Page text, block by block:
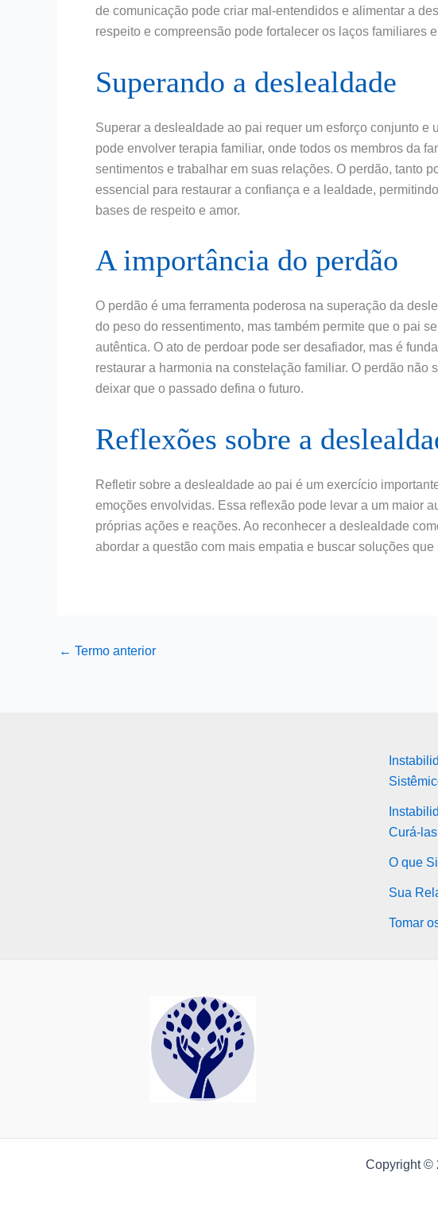
de comunicação pode criar mal-entendidos e alimentar a
respeito e compreensão pode fortalecer os laços familiares
Superando a deslealdade
Superar a deslealdade ao pai requer um esforço conjunto e
pode envolver terapia familiar, onde todos os membros da
sentimentos e trabalhar em suas relações. O perdão, tanto
essencial para restaurar a confiança e a lealdade,
bases de respeito e amor.
A importância do perdão
O perdão é uma ferramenta poderosa na superação da
do peso do ressentimento, mas também permite que o pai
autêntica. O ato de perdoar pode ser desafiador, mas é
restaurar a harmonia na constelação familiar. O perdão não
deixar que o passado defina o futuro.
Reflexões sobre a
Refletir sobre a deslealdade ao pai é um exercício
emoções envolvidas. Essa reflexão pode levar a um maior
próprias ações e reações. Ao reconhecer a deslealdade
abordar a questão com mais empatia e buscar soluções
← Termo anterior
Curá-las
O que
Sua
Tomar
Copyright ©